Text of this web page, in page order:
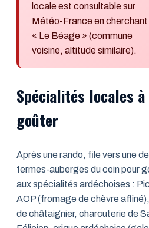
locale est consultable sur
Météo-France en cherchant
« Le Béage » (commune
voisine, altitude similaire).
Spécialités locales à
goûter
Après une rando, file vers une
fermes-auberges du coin pour
aux spécialités ardéchoises :
AOP (fromage de chèvre affiné),
de châtaignier, charcuterie de